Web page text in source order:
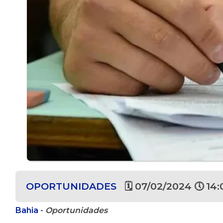
OPORTUNIDADES 🗓 07/02/2024 🕔
Bahia - Oportunidades